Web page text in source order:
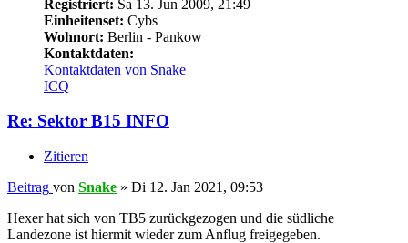
Registriert: Sa 13. Jun 2009, 21:49
Einheitenset: Cybs
Wohnort: Berlin - Pankow
Kontaktdaten:
Kontaktdaten von Snake
ICQ
Re: Sektor B15 INFO
Zitieren
Beitrag von Snake » Di 12. Jan 2021, 09:53
Hexer hat sich von TB5 zurückgezogen und die südliche
Landezone ist hiermit wieder zum Anflug freigegeben.